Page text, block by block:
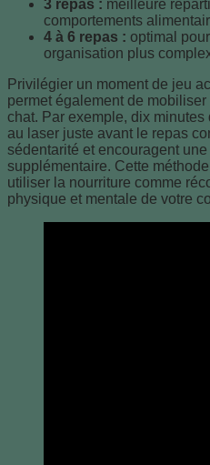
3 repas : meilleure
comportements
4 à 6 repas : optimal
organisation plus
Privilégier un moment de jeu
permet également de
chat. Par exemple, dix
au laser juste avant le repas
sédentarité et encouragent
supplémentaire. Cette
utiliser la nourriture comme
physique et mentale de votre